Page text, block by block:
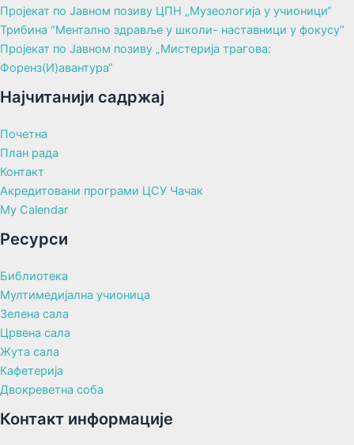
Пројекат по Јавном позиву ЦПН „Музеологија у учионици“
Трибина “Ментално здравље у школи- наставници у фокусу“
Пројекат по Јавном позиву „Мистерија трагова:
Форенз(И)авантура“
Најчитанији садржај
Почетна
План рада
Контакт
Акредитовани програми ЦСУ Чачак
My Calendar
Ресурси
Библиотека
Мултимедијална учионица
Зелена сала
Црвена сала
Жута сала
Кафетерија
Двокреветна соба
Контакт информације